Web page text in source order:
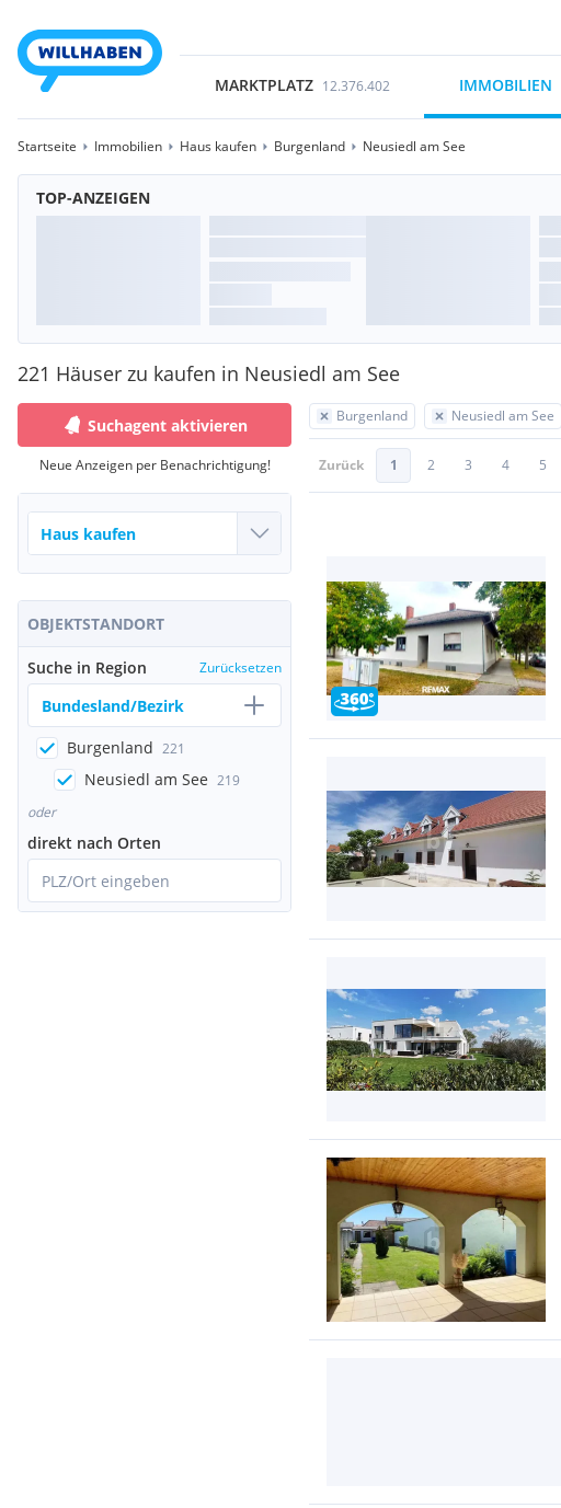
MARKTPLATZ 12.376.402 IMMOBILIEN
Startseite Immobilien Haus kaufen Burgenland Neusiedl am See
TOP-ANZEIGEN
221 Häuser zu kaufen in Neusiedl am See
Suchagent aktivieren
Neue Anzeigen per Benachrichtigung!
OBJEKTSTANDORT
Suche in Region Zurücksetzen
Bundesland/Bezirk
Burgenland 221
Neusiedl am See 219
oder
direkt nach Orten
PLZ/Ort eingeben
Burgenland Neusiedl am See
Zurück 1 2 3 4 5